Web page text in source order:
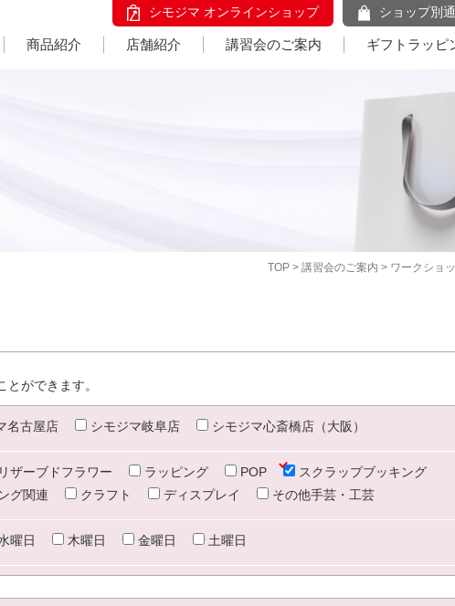
シモジマ オンラインショップ ショップ別
商品紹介 店舗紹介 講習会のご案内 ギフトラッピ
TOP > 講習会のご案内 > ワークショ
ができます。
名古屋店 シモジマ岐阜店 シモジマ心斎橋店（大阪）
ザーブドフラワー ラッピング POP
スクラップブッキング
グ関連 クラフト ディスプレイ その他手芸・工芸
曜日 木曜日 金曜日 土曜日